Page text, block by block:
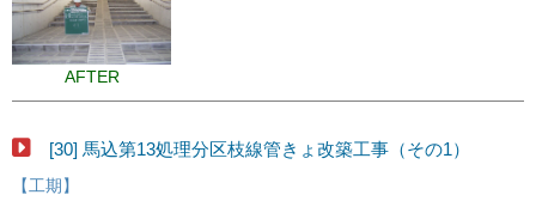
AFTER
[30] 馬込第13処理分区枝線管きょ改築工事（その1）
【工期】